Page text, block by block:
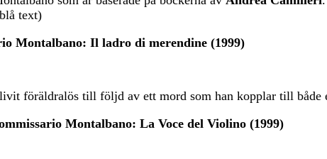
text)
Montalbano: Il ladro di merendine (1999)
föräldralös till följd av ett mord som han kopplar till
Montalbano: La Voce del Violino (1999)